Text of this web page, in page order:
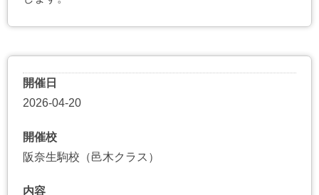
開催日
2026-04-20
開催校
阪奈生駒校（邑木クラス）
内容